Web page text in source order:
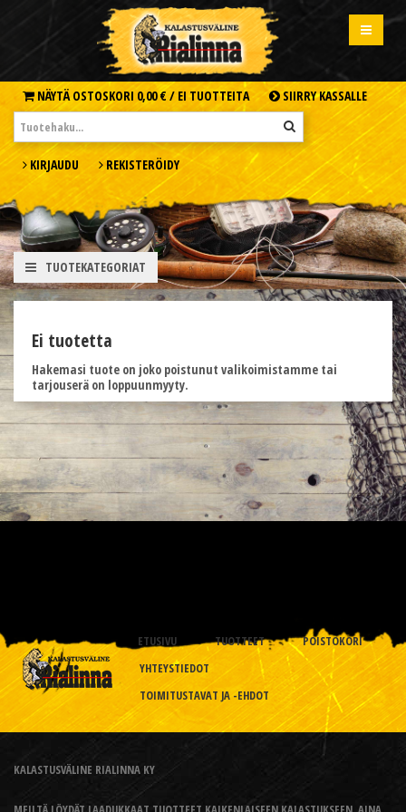
NÄYTÄ OSTOSKORI 0,00 € / EI TUOTTEITA SIIRRY KASSALLE
KIRJAUDU REKISTERÖIDY
TUOTEKATEGORIAT
Ei tuotetta
Hakemasi tuote on joko poistunut valikoimistamme tai
tarjouserä on loppuunmyyty.
ETUSIVU TUOTTEET
POISTOKORI
YHTEYSTIEDOT
TOIMITUSTAVAT JA -EHDOT
KALASTUSVÄLINE RIALINNA KY